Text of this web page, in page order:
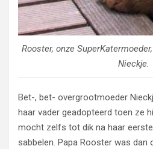
Rooster, onze
Nieckje.
Bet-, bet- overgrootmoeder
haar vader geadopteerd toen ze
mocht zelfs tot dik na haar
sabbelen. Papa Rooster was dan